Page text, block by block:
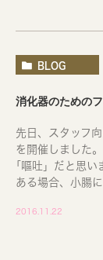
BLOG
消化器のための
先日、スタッフ
を開催しました
｢嘔吐」だと思い
ある場合、小腸
2016.11.22